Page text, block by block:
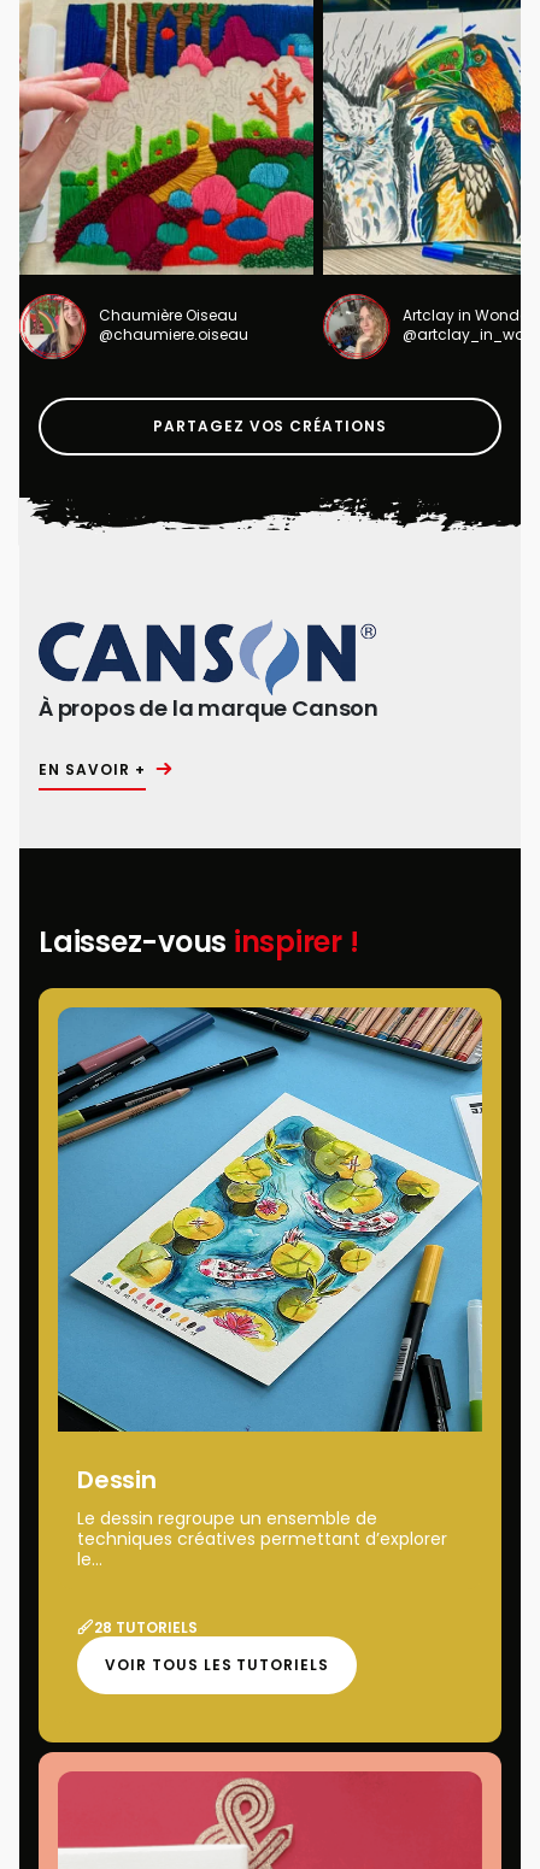
Chaumière Oiseau
@chaumiere.oiseau
Artclay in
PARTAGEZ VOS CRÉATIONS
À propos de la marque Canson
EN SAVOIR +
Laissez-vous inspirer !
Dessin
Le dessin regroupe un ensemble de
techniques créatives permettant d’explorer
le...
28 TUTORIELS
VOIR TOUS LES TUTORIELS